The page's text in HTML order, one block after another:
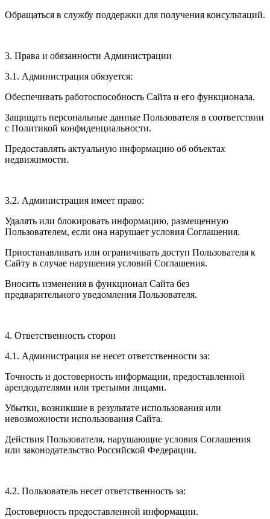
Обращаться в службу поддержки для получения консультаций.
3. Права и обязанности Администрации
3.1. Администрация обязуется:
Обеспечивать работоспособность Сайта и его функционала.
Защищать персональные данные Пользователя в соответствии
с Политикой конфиденциальности.
Предоставлять актуальную информацию об объектах
недвижимости.
3.2. Администрация имеет право:
Удалять или блокировать информацию, размещенную
Пользователем, если она нарушает условия Соглашения.
Приостанавливать или ограничивать доступ Пользователя к
Сайту в случае нарушения условий Соглашения.
Вносить изменения в функционал Сайта без
предварительного уведомления Пользователя.
4. Ответственность сторон
4.1. Администрация не несет ответственности за:
Точность и достоверность информации, предоставленной
арендодателями или третьими лицами.
Убытки, возникшие в результате использования или
невозможности использования Сайта.
Действия Пользователя, нарушающие условия Соглашения
или законодательство Российской Федерации.
4.2. Пользователь несет ответственность за:
Достоверность предоставленной информации.